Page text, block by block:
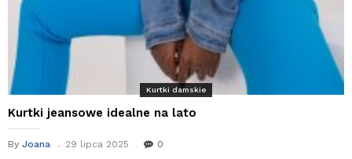
Kurtki damskie
Kurtki jeansowe idealne na lato
By Joana 29 lipca 2025 0